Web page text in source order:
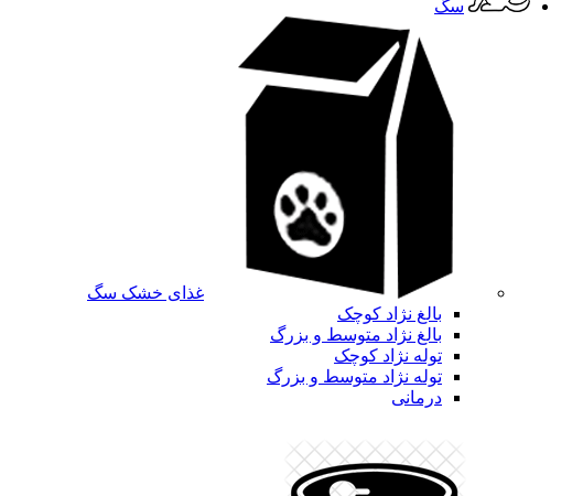
سگ
غذای خشک سگ
بالغ نژاد کوچک
بالغ نژاد متوسط و بزرگ
توله نژاد کوچک
توله نژاد متوسط و بزرگ
درمانی